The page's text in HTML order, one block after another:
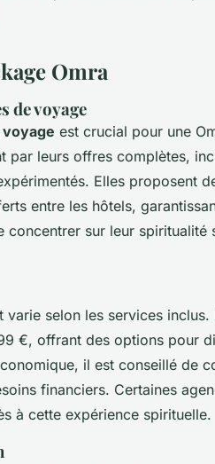
Omra
de voyage
est crucial pour une
par leurs offres complètes,
Elles proposent
entre les hôtels,
concentrer sur leur spiritualité
varie selon les services
€, offrant des options pour
il est conseillé de
financiers. Certaines
à cette expérience spirituelle.